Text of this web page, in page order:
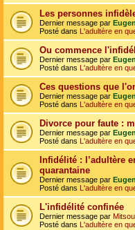
Les personnes
Dernier message par
Posté dans L'adultère en
Ou commence
Dernier message par
Posté dans L'adultère en
Ces questions que
Dernier message par
Posté dans L'adultère en
Divorce pour faute :
Dernier message par
Posté dans L'adultère en
Infidélité : l’adultère
quarantaine
Dernier message par
Posté dans L'adultère en
L'infidélité confinée
Dernier message par
Posté dans L'adultère en